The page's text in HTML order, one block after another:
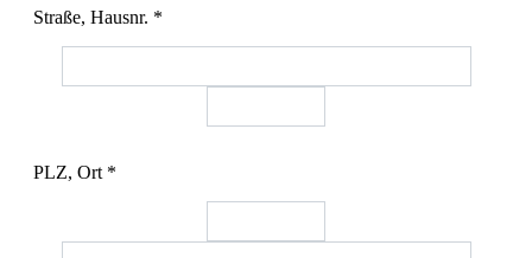
Straße, Hausnr. *
PLZ, Ort *